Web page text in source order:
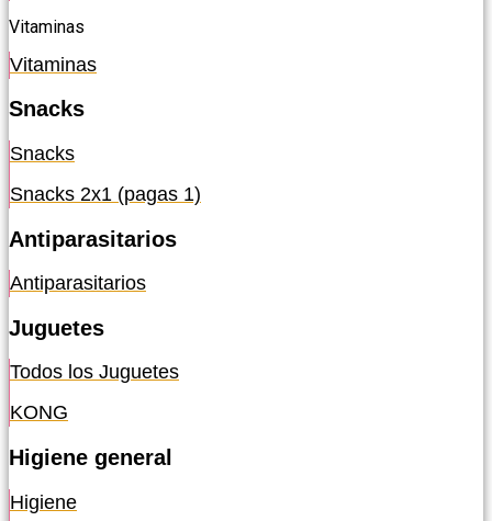
Vitaminas
Vitaminas
Snacks
Snacks
Snacks 2x1 (pagas 1)
Antiparasitarios
Antiparasitarios
Juguetes
Todos los Juguetes
KONG
Higiene general
Higiene